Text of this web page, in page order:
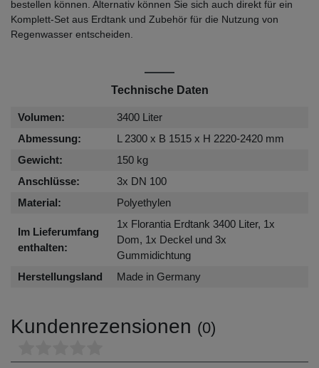
bestellen können. Alternativ können Sie sich auch direkt für ein
Komplett-Set aus Erdtank und Zubehör für die Nutzung von
Regenwasser entscheiden.
Technische Daten
Volumen:
3400 Liter
Abmessung:
L 2300 x B 1515 x H 2220-2420 mm
Gewicht:
150 kg
Anschlüsse:
3x DN 100
Material:
Polyethylen
Im Lieferumfang
enthalten:
1x Florantia Erdtank 3400 Liter, 1x
Dom, 1x Deckel und 3x
Gummidichtung
Herstellungsland
Made in Germany
Kundenrezensionen (0)